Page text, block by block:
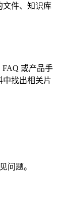
文件、知识库
FAQ 或产品手
中找出相关片
问题。